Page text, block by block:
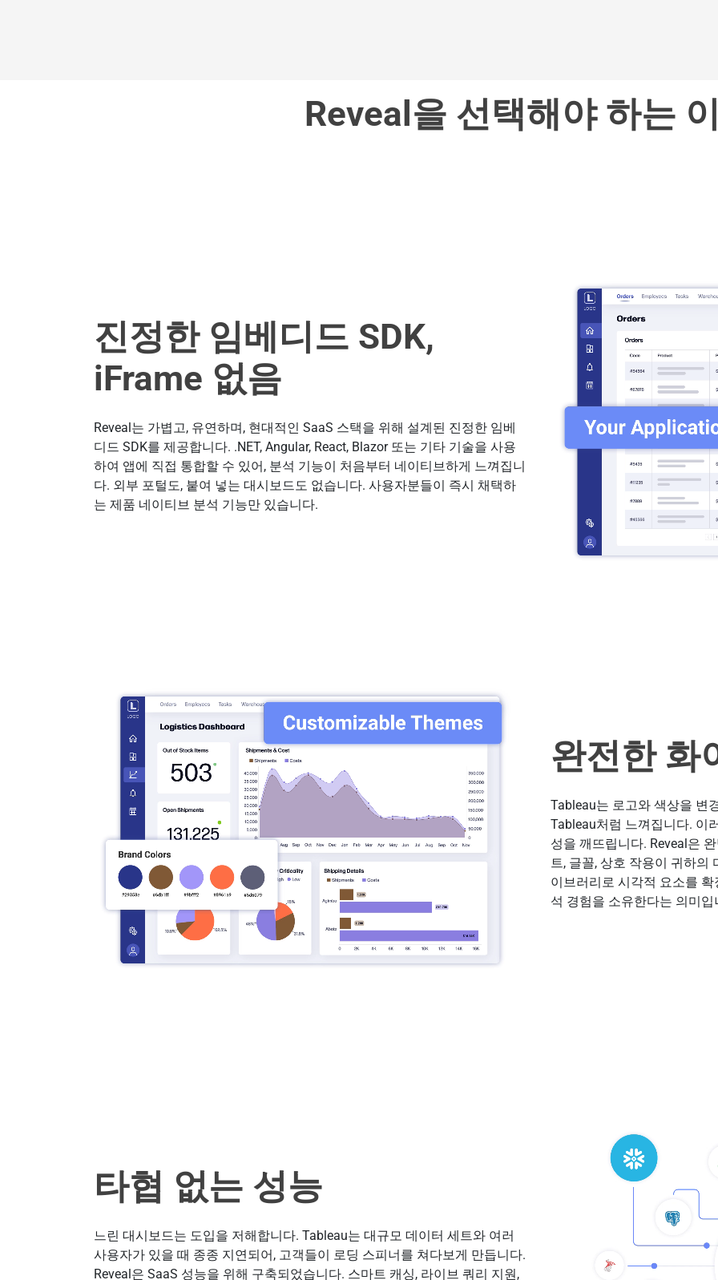
Reveal을 선택해야 하는
진정한 임베디드 SDK,
iFrame 없음
Reveal는 가볍고, 유연하며, 현대적인 SaaS 스택을 위해 설계된 진정한 임베
디드 SDK를 제공합니다. .NET, Angular, React, Blazor 또는 기타 기술을 사용
하여 앱에 직접 통합할 수 있어, 분석 기능이 처음부터 네이티브하게 느껴집니
다. 외부 포털도, 붙여 넣는 대시보드도 없습니다. 사용자분들이 즉시 채택하
는 제품 네이티브 분석 기능만 있습니다.
완전한 화
Tableau는 로고와 색상을 변
Tableau처럼 느껴집니다. 이
성을 깨뜨립니다. Reveal은
트, 글꼴, 상호 작용이 귀하의
이브러리로 시각적 요소를
석 경험을 소유한다는 의미
타협 없는 성능
느린 대시보드는 도입을 저해합니다. Tableau는 대규모 데이터 세트와 여러
사용자가 있을 때 종종 지연되어, 고객들이 로딩 스피너를 쳐다보게 만듭니다.
Reveal은 SaaS 성능을 위해 구축되었습니다. 스마트 캐싱, 라이브 쿼리 지원,